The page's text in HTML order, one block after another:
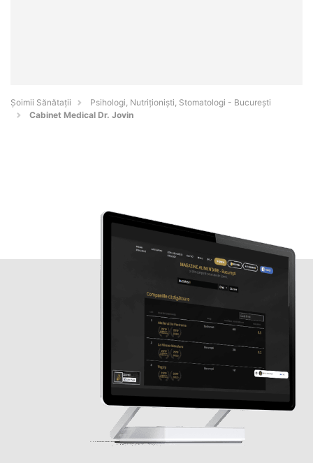
Şoimii Sănătații
Psihologi, Nutriționiști, Stomatologi - Bucureşti
Cabinet Medical Dr. Jovin